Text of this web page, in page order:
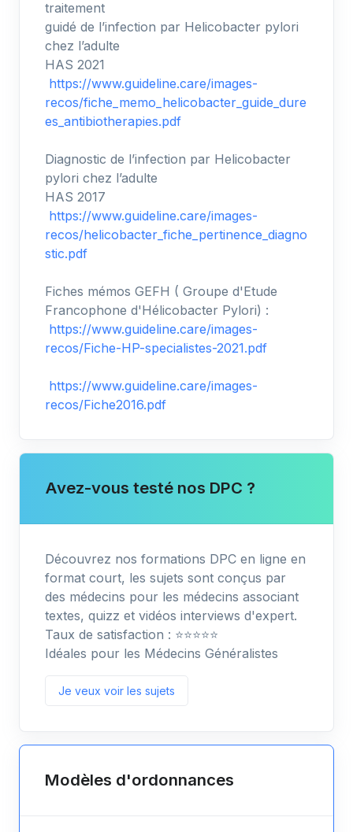
traitement
guidé de l’infection par Helicobacter pylori
chez l’adulte
HAS 2021
https://www.guideline.care/images-
recos/fiche_memo_helicobacter_guide_dure
es_antibiotherapies.pdf
Diagnostic de l’infection par Helicobacter
pylori chez l’adulte
HAS 2017
https://www.guideline.care/images-
recos/helicobacter_fiche_pertinence_diagno
stic.pdf
Fiches mémos GEFH ( Groupe d'Etude
Francophone d'Hélicobacter Pylori) :
https://www.guideline.care/images-
recos/Fiche-HP-specialistes-2021.pdf
https://www.guideline.care/images-
recos/Fiche2016.pdf
Avez-vous testé nos DPC ?
Découvrez nos formations DPC en ligne en
format court, les sujets sont conçus par
des médecins pour les médecins associant
textes, quizz et vidéos interviews d'expert.
Taux de satisfaction : ⭐️⭐️⭐️⭐️⭐️
Idéales pour les Médecins Généralistes
Je veux voir les sujets
Modèles d'ordonnances